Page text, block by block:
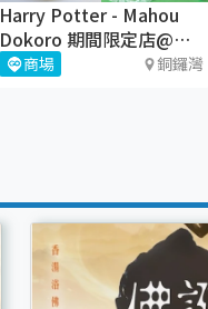
Harry Potter - Mahou
Dokoro 期間限定店@銅
鑼灣希慎廣場
商場 銅鑼灣